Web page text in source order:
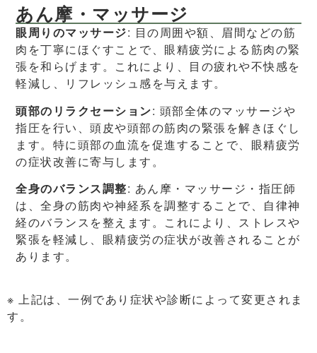
あん摩・マッサージ
眼周りのマッサージ: 目の周囲や額、眉間などの筋
肉を丁寧にほぐすことで、眼精疲労による筋肉の緊
張を和らげます。これにより、目の疲れや不快感を
軽減し、リフレッシュ感を与えます。
頭部のリラクセーション: 頭部全体のマッサージや
指圧を行い、頭皮や頭部の筋肉の緊張を解きほぐし
ます。特に頭部の血流を促進することで、眼精疲労
の症状改善に寄与します。
全身のバランス調整: あん摩・マッサージ・指圧師
は、全身の筋肉や神経系を調整することで、自律神
経のバランスを整えます。これにより、ストレスや
緊張を軽減し、眼精疲労の症状が改善されることが
あります。
※ 上記は、一例であり症状や診断によって変更されま
す。